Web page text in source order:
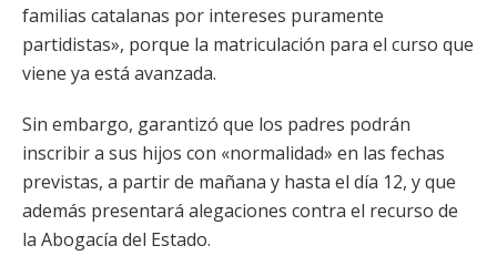
familias catalanas por intereses puramente
partidistas», porque la matriculación para el curso que
viene ya está avanzada.
Sin embargo, garantizó que los padres podrán
inscribir a sus hijos con «normalidad» en las fechas
previstas, a partir de mañana y hasta el día 12, y que
además presentará alegaciones contra el recurso de
la Abogacía del Estado.